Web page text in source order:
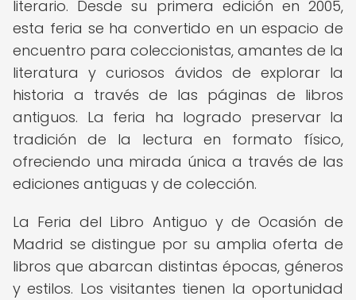
literario. Desde su primera edición en 2005,
esta feria se ha convertido en un espacio de
encuentro para coleccionistas, amantes de la
literatura y curiosos ávidos de explorar la
historia a través de las páginas de libros
antiguos. La feria ha logrado preservar la
tradición de la lectura en formato físico,
ofreciendo una mirada única a través de las
ediciones antiguas y de colección.
La Feria del Libro Antiguo y de Ocasión de
Madrid se distingue por su amplia oferta de
libros que abarcan distintas épocas, géneros
y estilos. Los visitantes tienen la oportunidad